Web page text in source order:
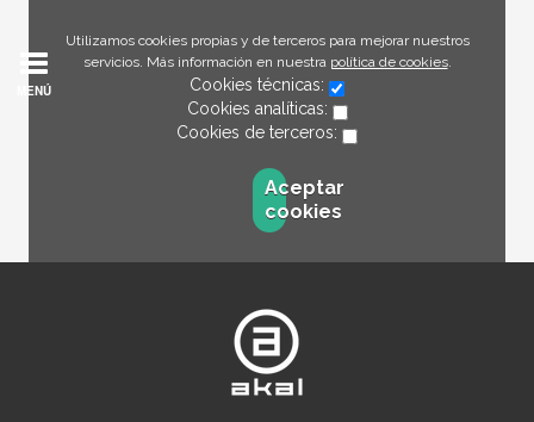
Utilizamos cookies propias y de terceros para mejorar nuestros
servicios. Más información en nuestra política de cookies.
Cookies técnicas:
Cookies analíticas:
Cookies de terceros:
Aceptar
cookies
MENÚ